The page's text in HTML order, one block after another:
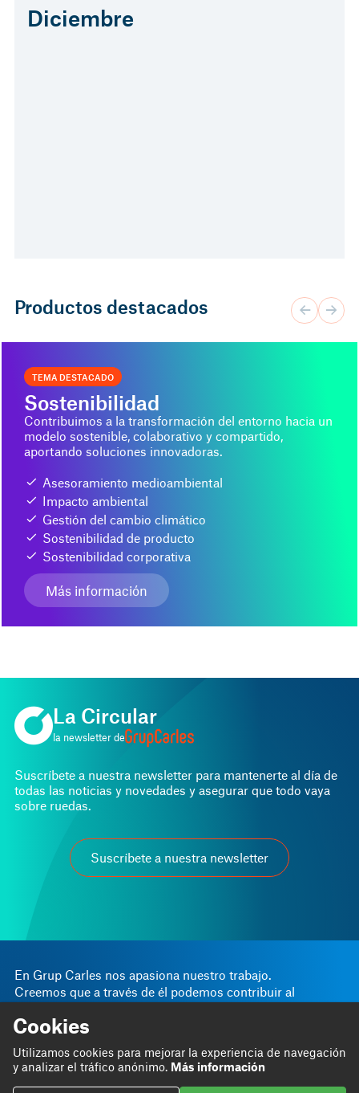
Diciembre
Productos destacados
TEMA DESTACADO
Sostenibilidad
Contribuimos a la transformación del entorno hacia un
modelo sostenible, colaborativo y compartido,
aportando soluciones innovadoras.
Asesoramiento medioambiental
Impacto ambiental
Gestión del cambio climático
Sostenibilidad de producto
Sostenibilidad corporativa
Más información
En Grup Carles nos apasiona nuestro trabajo.
Creemos que a través de él podemos contribuir al
Somos
Hacemos
Contribuimos
Proyectos
Contacto
La Circular
la newsletter de
Suscríbete a nuestra newsletter para mantenerte al día de
todas las noticias y novedades y asegurar que todo vaya
sobre ruedas.
Suscríbete a nuestra newsletter
Cookies
Utilizamos cookies para mejorar la experiencia de navegación
y analizar el tráfico anónimo. Más información